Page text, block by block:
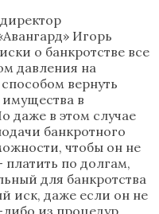
Игорь
о банкротстве все
давления на
вернуть
имущества в
даже в этом случае
банкротного
чтобы он не
платить по долгам,
для банкротства
иск, даже если он не
из процедур